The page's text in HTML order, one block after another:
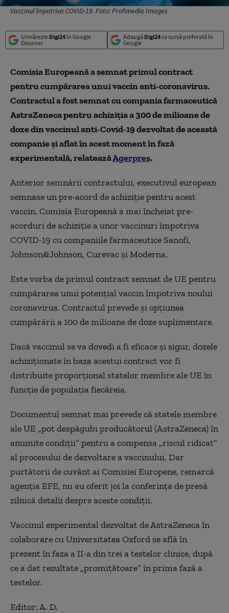
Vaccinul împotriva COVID-19. Foto: Profimedia Images
Urmărește Digi24în Google
Discover
Adaugă Digi24ca sursă preferată în
Google
Comisia Europeană a semnat primul contract
pentru cumpărarea unui vaccin anti-coronavirus.
Contractul a fost semnat cu compania farmaceutică
AstraZeneca pentru achiziția a 300 de milioane de
doze din vaccinul anti-Covid-19 dezvoltat de această
companie și aflat în acest moment în fază
experimentală, relateazăAgerpres.
Anterior semnării contractului, executivul european
semnase un pre-acord de achiziție pentru acest
vaccin. Comisia Europeană a mai încheiat pre-
acorduri de achiziţie a unor vaccinuri împotriva
COVID-19 cu companiile farmaceutice Sanofi,
Johnson&Johnson, Curevac şi Moderna.
Este vorba de primul contract semnat de UE pentru
cumpărarea unui potenţial vaccin împotriva noului
coronavirus. Contractul prevede şi opţiunea
cumpărării a 100 de milioane de doze suplimentare.
Dacă vaccinul se va dovedi a fi eficace şi sigur, dozele
achiziţionate în baza acestui contract vor fi
distribuite proporţional statelor membre ale UE în
funcţie de populaţia fiecăreia.
Documentul semnat mai prevede că statele membre
ale UE „pot despăgubi producătorul (AstraZeneca) în
anumite condiţii” pentru a compensa „riscul ridicat”
al procesului de dezvoltare a vaccinului. Dar
purtătorii de cuvânt ai Comisiei Europene, remarcă
agenţia EFE, nu au oferit joi la conferinţa de presă
zilnică detalii despre aceste condiţii.
Vaccinul experimental dezvoltat de AstraZeneca în
colaborare cu Universitatea Oxford se află în
prezent în faza a II-a din trei a testelor clinice, după
ce a dat rezultate „promiţătoare” în prima fază a
testelor.
Editor: A. D.